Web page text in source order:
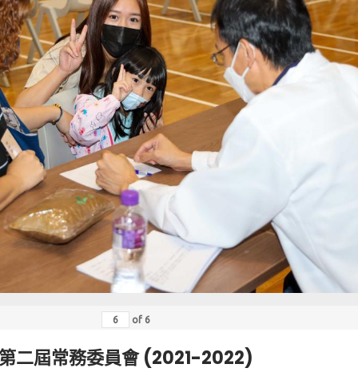
of 6
二屆常務委員會 (2021-2022)